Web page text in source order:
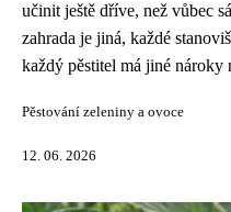
učinit ještě dříve, než vůbec
zahrada je jiná, každé
každý pěstitel má jiné nároky
Pěstování zeleniny a ovoce
12. 06. 2026